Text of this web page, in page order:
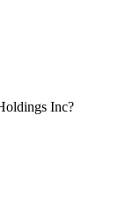
Inc?